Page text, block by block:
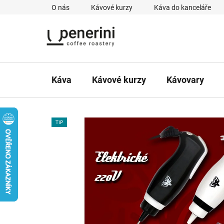
O nás Kávové kurzy Káva do kanceláře
Káva Kávové kurzy Kávovary
TIP